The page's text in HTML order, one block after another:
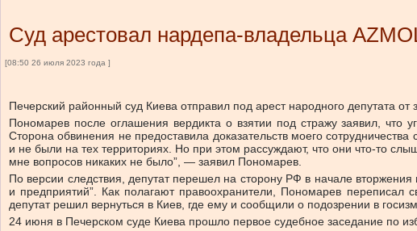
Суд арестовал нардепа-владельца
[08:50 26 июля 2023 года ]
Печерский районный суд Киева отправил под арест народного депутата
Пономарев после оглашения вердикта о взятии под стражу заявил, что
Сторона обвинения не предоставила доказательств моего
и не были на тех территориях. Но при этом рассуждают, что они что-то
мне вопросов никаких не было”, — заявил Пономарев.
По версии следствия, депутат перешел на сторону РФ в начале
и предприятий”. Как полагают правоохранители, Пономарев переписал
депутат решил вернуться в Киев, где ему и сообщили о подозрении в
24 июня в Печерском суде Киева прошло первое судебное заседание по